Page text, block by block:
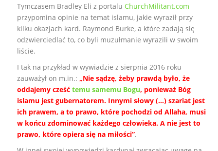
Tymczasem Bradley Eli z portalu ChurchMilitant.com
przypomina opinie na temat islamu, jakie wyraził przy
kilku okazjach kard. Raymond Burke, a które zadają się
odzwierciedlać to, co byli muzułmanie wyrazili w swoim
liście.
I tak na przykład w wywiadzie z sierpnia 2016 roku
zauważył on m.in.: „Nie sądzę, żeby prawdą było, że
oddajemy cześć temu samemu Bogu, ponieważ Bóg
islamu jest gubernatorem. Innymi słowy (…) szariat jest
ich prawem, a to prawo, które pochodzi od Allaha, musi
w końcu zdominować każdego człowieka. A nie jest to
prawo, które opiera się na miłości”.